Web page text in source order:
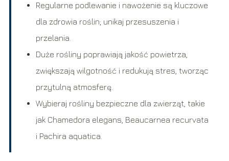
Regularne podlewanie i nawożenie są kluczowe
dla zdrowia roślin; unikaj przesuszenia i
przelania.
Duże rośliny poprawiają jakość powietrza,
zwiększają wilgotność i redukują stres, tworząc
przytulną atmosferę.
Wybieraj rośliny bezpieczne dla zwierząt, takie
jak Chamedora elegans, Beaucarnea recurvata
i Pachira aquatica.